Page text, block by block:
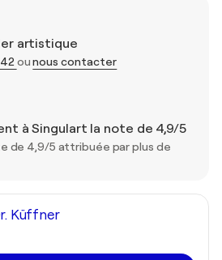
artistique
ounous contacter
à Singulart la note de 4,9/5
de 4,9/5 attribuée par plus de
Küffner